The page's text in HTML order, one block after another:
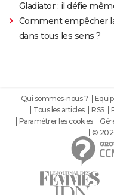
Gladiator : il défie
Comment empêcher
dans tous les sens ?
Qui sommes-nous ?
Tous les articles
RSS
Paramétrer les cookies
©